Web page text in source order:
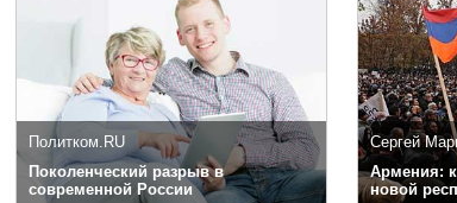
Политком.RU
Поколенческий разрыв в
современной России
Сергей
Армения:
новой